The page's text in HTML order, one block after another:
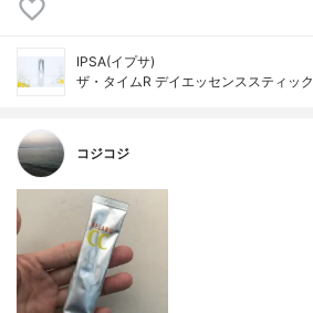
IPSA(イプサ)
ザ・タイムR デイエッセンススティック
コジコジ